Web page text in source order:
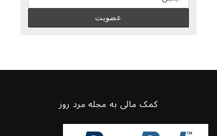
کمک مالی به مجله مرد روز